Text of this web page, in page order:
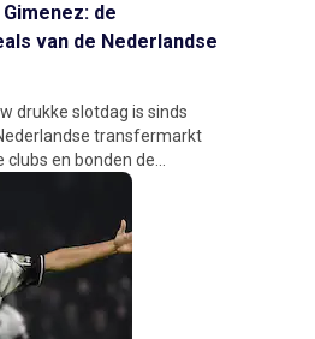
de
van de Nederlandse
drukke slotdag is sinds
transfermarkt
en bonden de...